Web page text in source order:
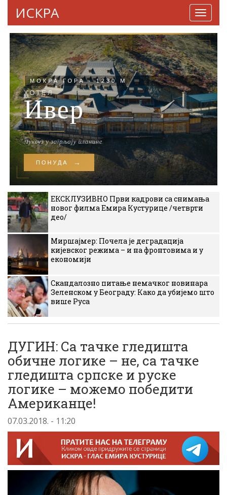
ИСКРА
ЕКСКЛУЗИВНО Први кадрови са снимања
новог филма Емира Кустурице /четврти
део/
Миршајмер: Почела је деградација
кијевског режима – и на фронтовима и у
економији
Скандалозно питање немачког новинара
Зеленском у Београду: Како да убијемо што
више Руса
ДУГИН: Са тачке гледишта
обичне логике – не, са тачке
гледишта српске и руске
логике – можемо победити
Американце!
07.03.2018. - 11:20